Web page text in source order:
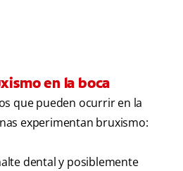
en la boca
que pueden ocurrir en la
experimentan bruxismo:
dental y posiblemente